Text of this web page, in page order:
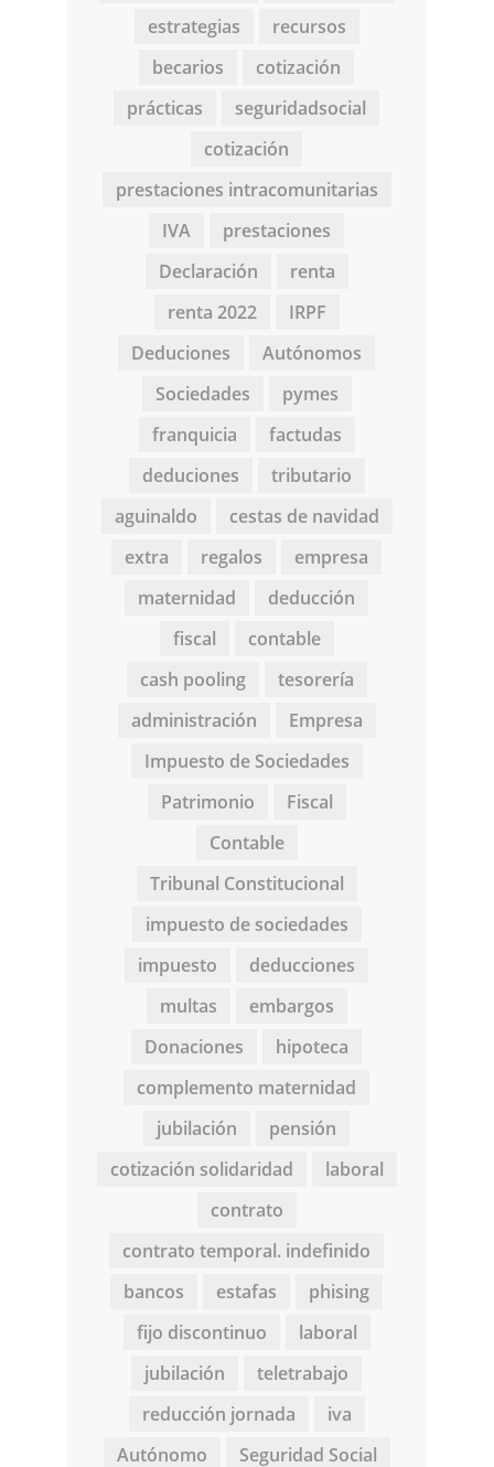
estrategias
recursos
becarios
cotización
prácticas
seguridadsocial
cotización
prestaciones intracomunitarias
IVA
prestaciones
Declaración
renta
renta 2022
IRPF
Deduciones
Autónomos
Sociedades
pymes
franquicia
factudas
deduciones
tributario
aguinaldo
cestas de navidad
extra
regalos
empresa
maternidad
deducción
fiscal
contable
cash pooling
tesorería
administración
Empresa
Impuesto de Sociedades
Patrimonio
Fiscal
Contable
Tribunal Constitucional
impuesto de sociedades
impuesto
deducciones
multas
embargos
Donaciones
hipoteca
complemento maternidad
jubilación
pensión
cotización solidaridad
laboral
contrato
contrato temporal. indefinido
bancos
estafas
phising
fijo discontinuo
laboral
jubilación
teletrabajo
reducción jornada
iva
Autónomo
Seguridad Social